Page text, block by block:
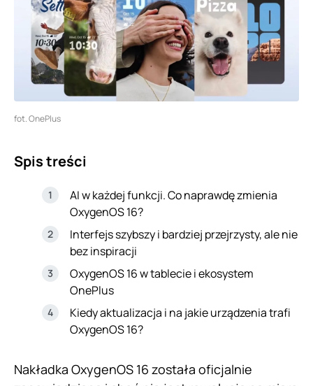
fot. OnePlus
Spis treści
AI w każdej funkcji. Co naprawdę zmienia
OxygenOS 16?
Interfejs szybszy i bardziej przejrzysty, ale nie
bez inspiracji
OxygenOS 16 w tablecie i ekosystem
OnePlus
Kiedy aktualizacja i na jakie urządzenia trafi
OxygenOS 16?
Nakładka OxygenOS 16 została oficjalnie